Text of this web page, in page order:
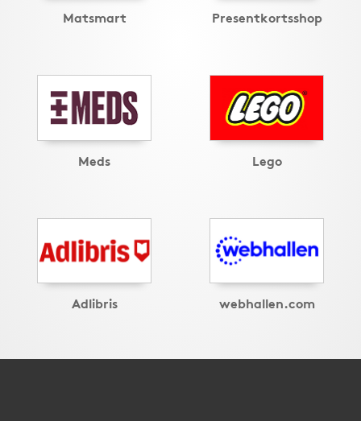
Matsmart Presentkortsshop
Meds Lego
Adlibris webhallen.com